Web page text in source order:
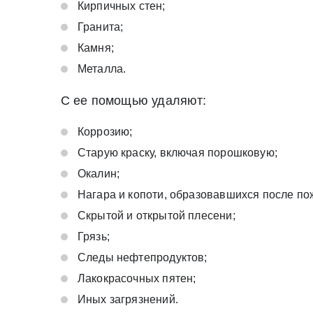
Кирпичных стен;
Гранита;
Камня;
Металла.
С ее помощью удаляют:
Коррозию;
Старую краску, включая порошковую;
Окалин;
Нагара и копоти, образовавшихся после
Скрытой и открытой плесени;
Грязь;
Следы нефтепродуктов;
Лакокрасочных пятен;
Иных загрязнений.
* - обязательные поля для заполнения
Нажимая на кнопку «Отправить заявку» Вы
* - обязательные поля для заполнения
Прикрепить файл (до 20 mb)